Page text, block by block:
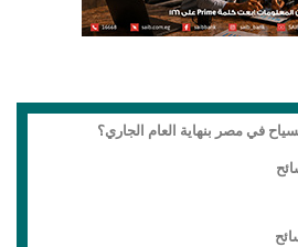
في مصر بنهاية العام الجاري؟